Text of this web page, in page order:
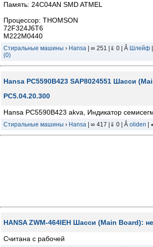
Память: 24C04AN SMD ATMEL
Процессор: THOMSON
72F324J6T6
M222M0440
Стиральные машины › Hansa | ∞ 251 |⇓ 0 | Â Шлейф
(0)
Hansa PC5590B423 SAP8024551 Шасси
PC5.04.20.300
Hansa PC5590B423 akva, Индикатор
Стиральные машины › Hansa | ∞ 417 |⇓ 0 | Â oliden |
HANSA ZWM-464IEH Шасси (Main Board):
Считана с рабочей